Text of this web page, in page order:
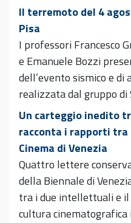
Il terremoto del 4
Pisa
I professori Francesco
e Emanuele Bozzi
dell’evento sismico e di
realizzata dal gruppo di
Un carteggio inedito
racconta i rapporti tra
Cinema di Venezia
Quattro lettere
della Biennale di
tra i due intellettuali e
cultura cinematografica